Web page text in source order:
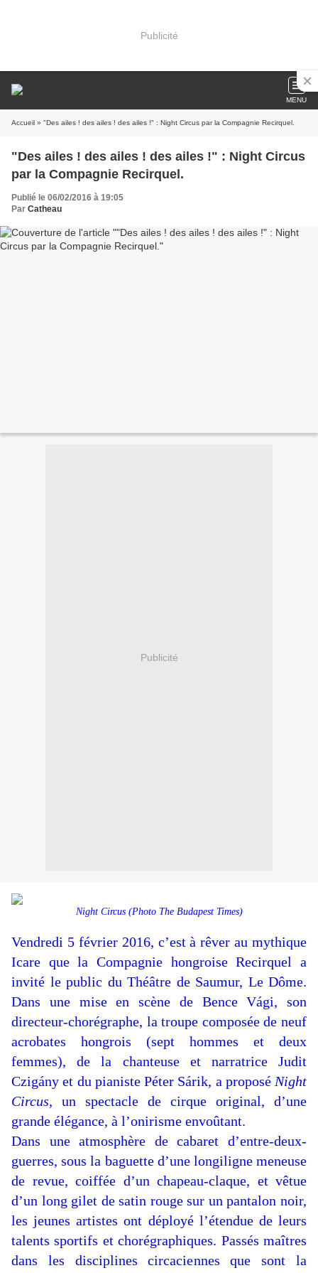
Publicité
MENU
Accueil » "Des ailes ! des ailes ! des ailes !" : Night Circus par la Compagnie Recirquel.
"Des ailes ! des ailes ! des ailes !" : Night Circus
par la Compagnie Recirquel.
Publié le 06/02/2016 à 19:05
Par Catheau
Publicité
Night Circus (Photo The Budapest Times)
Vendredi 5 février 2016, c’est à rêver au mythique
Icare que la Compagnie hongroise Recirquel a
invité le public du Théâtre de Saumur, Le Dôme.
Dans une mise en scène de Bence Vági, son
directeur-chorégraphe, la troupe composée de neuf
acrobates hongrois (sept hommes et deux
femmes), de la chanteuse et narratrice Judit
Czigány et du pianiste Péter Sárik, a proposé Night
Circus, un spectacle de cirque original, d’une
grande élégance, à l’onirisme envoûtant.
Dans une atmosphère de cabaret d’entre-deux-
guerres, sous la baguette d’une longiligne meneuse
de revue, coiffée d’un chapeau-claque, et vêtue
d’un long gilet de satin rouge sur un pantalon noir,
les jeunes artistes ont déployé l’étendue de leurs
talents sportifs et chorégraphiques. Passés maîtres
dans les disciplines circaciennes que sont la